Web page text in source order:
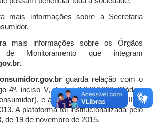
mais informações sobre a Secretaria
mais informações sobre os Órgãos
Monitoramento que integram
guarda relação com o
4º, inciso V, da Lei 8.078/1990 (Código
e artigo 7º, incisos I, II e III do
A plataforma foi institucionalizada pelo
de 19 de novembro de 2015.